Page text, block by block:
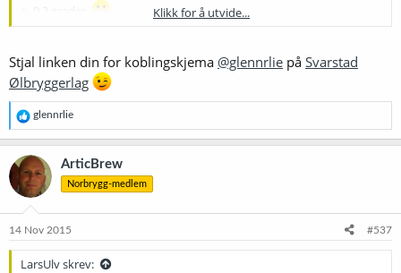
Klikk for å utvide...
Stjal linken din for koblingskjema @glennrlie på Svarstad
Ølbryggerlag
R
e
a
k
s
j
o
e
glennrlie
ArticBrew
Norbrygg-medlem
14 Nov 2015 #537
LarsUlv skrev: